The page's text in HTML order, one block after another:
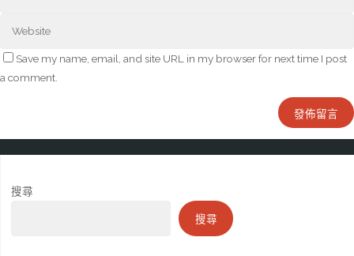
Save my name, email, and site URL in my browser for next time I post
a comment.
搜尋
搜尋